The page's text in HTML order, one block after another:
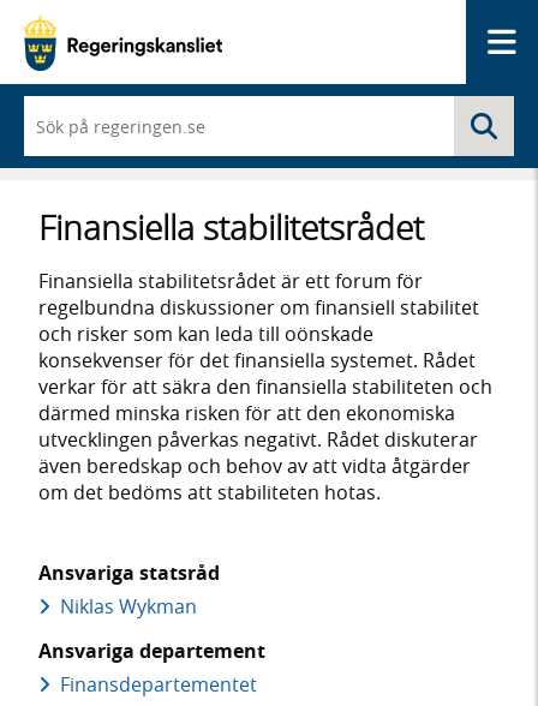
du
börjar
skriva
framträder
en
med
sökförslag
Finansiella stabilitetsrådet
Finansiella stabilitetsrådet är ett forum för
regelbundna diskussioner om finansiell stabilitet
och risker som kan leda till oönskade
konsekvenser för det finansiella systemet. Rådet
verkar för att säkra den finansiella stabiliteten och
därmed minska risken för att den ekonomiska
utvecklingen påverkas negativt. Rådet diskuterar
även beredskap och behov av att vidta åtgärder
om det bedöms att stabiliteten hotas.
Ansvariga statsråd
Niklas Wykman
Ansvariga departement
Finans­departementet